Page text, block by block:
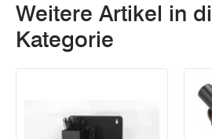
Weitere Artikel in
Kategorie